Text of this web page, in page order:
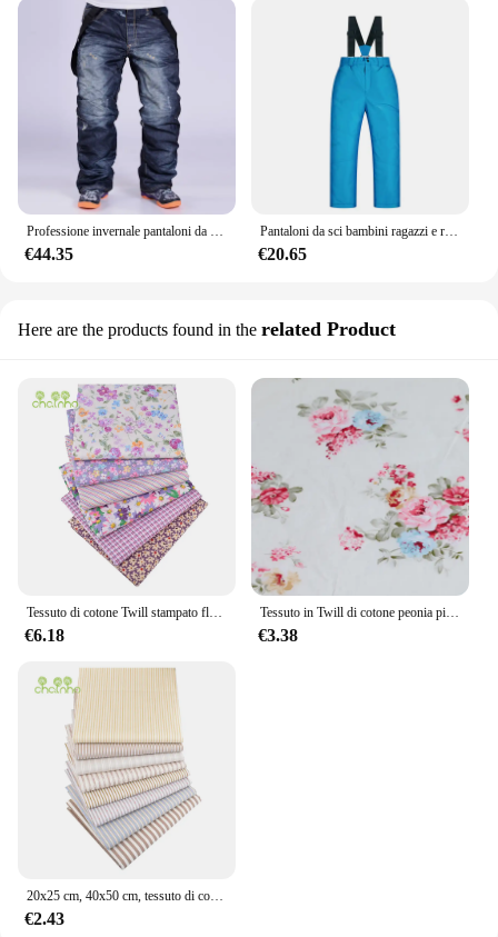
Professione invernale pantaloni da Snowboard in Denim pantaloni da sci da uomo all'aperto pantaloni da neve impermeabili antivento vestiti da sci caldi traspiranti
€44.35
Pantaloni da sci bambini ragazzi e ragazze Outdoor addensare antivento impermeabile neve calda pantaloni per bambini pantaloni da sci e Snowboard invernali
€20.65
Here are the products found in the related Product
Tessuto di cotone Twill stampato floreale viola, panno Patchwork, trapuntatura cucito fai-da-te materiale tessile per la casa per biancheria da letto per bambini e bambini
€6.18
Tessuto in Twill di cotone peonia piccola floreale Liberty Home Decor tappezzeria tessile accessori per cucire fai da te di mezzo metro
€3.38
20x25 cm, 40x50 cm, tessuto di cotone twill stampato di colore beige, panno patchwork per quilting fai da te cucito materiale per biancheria da letto per bambini
€2.43